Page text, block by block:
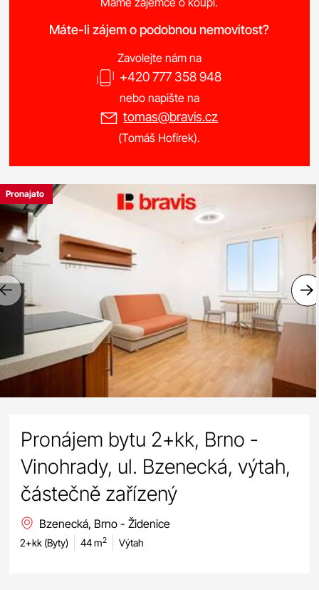
Máte-li zájem o podobnou nemovitost?
Zavolejte nám na
+420 777 358 948
nebo napište na
tomas@bravis.cz
(Tomáš Hofírek).
Pronajato
Pronájem bytu 2+kk, Brno -
Vinohrady, ul. Bzenecká, výtah,
částečně zařízený
Bzenecká, Brno - Židenice
2+kk (Byty) 44 m2 Výtah